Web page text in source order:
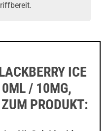
ICE
/ 10MG,
PRODUKT: